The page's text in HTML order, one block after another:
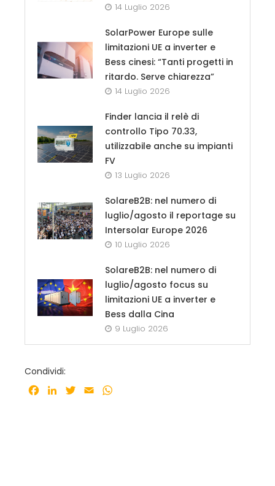
14 Luglio 2026
SolarPower Europe sulle
limitazioni UE a inverter e
Bess cinesi: “Tanti progetti in
ritardo. Serve chiarezza”
14 Luglio 2026
Finder lancia il relè di
controllo Tipo 70.33,
utilizzabile anche su impianti
FV
13 Luglio 2026
SolareB2B: nel numero di
luglio/agosto il reportage su
Intersolar Europe 2026
10 Luglio 2026
SolareB2B: nel numero di
luglio/agosto focus su
limitazioni UE a inverter e
Bess dalla Cina
9 Luglio 2026
Condividi:
Facebook
LinkedInTwitter
Email